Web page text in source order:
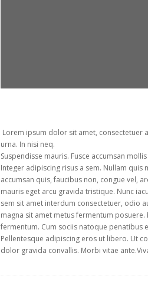
Lorem ipsum dolor sit amet, consectetuer
urna. In nisi neq.
Suspendisse mauris. Fusce accumsan
Integer adipiscing risus a sem. Nullam quis
accumsan quis, faucibus non, congue vel,
mauris eget arcu gravida tristique. Nunc
sem sit amet interdum consectetuer, odio
magna sit amet metus fermentum
fermentum. Cum sociis natoque penatibus
Pellentesque adipiscing eros ut libero. Ut
dolor gravida convallis. Morbi vitae